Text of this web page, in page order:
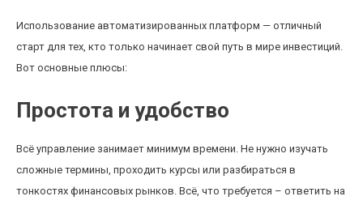
Использование автоматизированных платформ — отличный
старт для тех, кто только начинает свой путь в мире инвестиций.
Вот основные плюсы:
Простота и удобство
Всё управление занимает минимум времени. Не нужно изучать
сложные термины, проходить курсы или разбираться в
тонкостях финансовых рынков. Всё, что требуется – ответить на